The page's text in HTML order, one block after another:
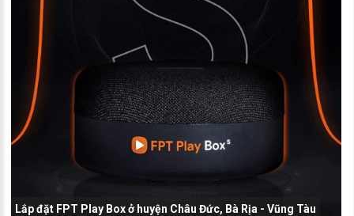
Lắp đặt FPT Play Box ở huyện Châu Đức, Bà Rịa - Vũng Tàu